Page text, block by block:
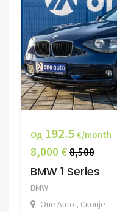
Од 192.5 €/month
8,000 €8,500
BMW 1 Series
BMW
One Auto , Скопје